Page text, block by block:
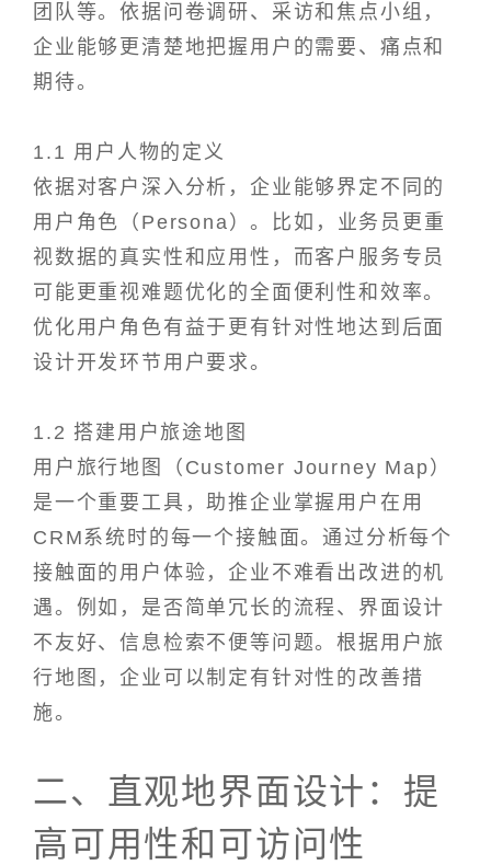
团队等。依据问卷调研、采访和焦点小组，
企业能够更清楚地把握用户的需要、痛点和
期待。
1.1 用户人物的定义
依据对客户深入分析，企业能够界定不同的
用户角色（Persona）。比如，业务员更重
视数据的真实性和应用性，而客户服务专员
可能更重视难题优化的全面便利性和效率。
优化用户角色有益于更有针对性地达到后面
设计开发环节用户要求。
1.2 搭建用户旅途地图
用户旅行地图（Customer Journey Map）
是一个重要工具，助推企业掌握用户在用
CRM系统时的每一个接触面。通过分析每个
接触面的用户体验，企业不难看出改进的机
遇。例如，是否简单冗长的流程、界面设计
不友好、信息检索不便等问题。根据用户旅
行地图，企业可以制定有针对性的改善措
施。
二、直观地界面设计：提
高可用性和可访问性